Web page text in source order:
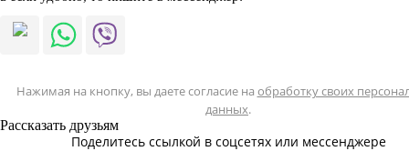
Нажимая на кнопку, вы даете согласие на обработку своих
данных.
Рассказать друзьям
Поделитесь ссылкой в соцсетях или мессенджере